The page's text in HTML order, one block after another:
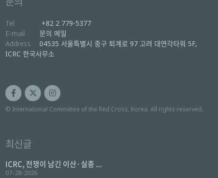
Tel
+82 2 779-5377
E-mail
문의 메일
Address
04535 서울특별시 중구 퇴계로 97 고려 대연각타워 5F,
ICRC 한국사무소
© International Committee of the Red Cross, Korea. All rights reserved.
최신글
ICRC, 전쟁이 남긴 이산·실종 ...
07-28-2026